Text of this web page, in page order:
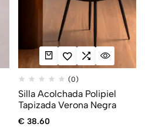
(0)
Silla Acolchada Polipiel
Tapizada Verona Negra
€ 38.60